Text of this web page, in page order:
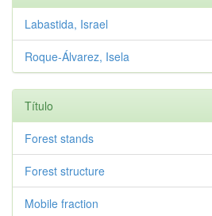
Labastida, Israel
Roque-Álvarez, Isela
Título
Forest stands
Forest structure
Mobile fraction